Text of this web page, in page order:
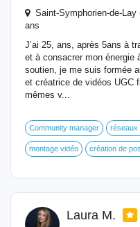
Saint-Symphorien-de-
ans
J’ai 25, ans, après 5ans à
et à consacrer mon énergie
soutien, je me suis formée
et créatrice de vidéos UGC
mêmes v...
Community manager réseaux
montage vidéo création de
Laura M.